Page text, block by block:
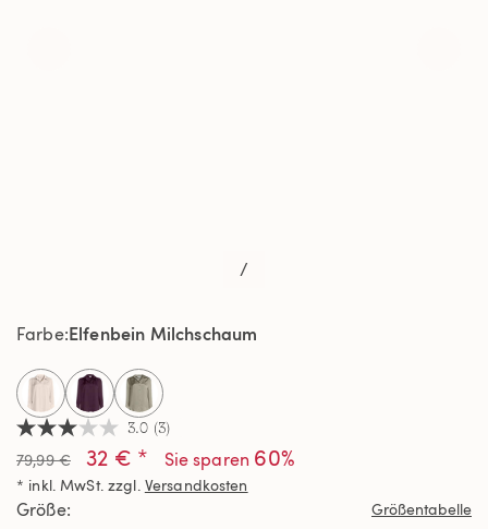
/
3.0
von
5
Sternen,
Durchschnittswert
3.0 (3)
79,99 € 32 € * Sie sparen 60%
* inkl. MwSt. zzgl. Versandkosten
Farbe Elfenbein Milchschaum
selected
Größe Größentabelle